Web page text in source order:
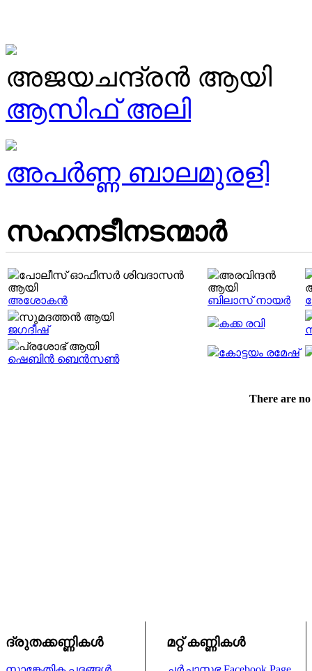
അജയചന്ദ്രൻ ആയി
ആസിഫ് അലി
അപർണ്ണ ബാലമുരളി
സഹനടീനടന്മാര്‍
പോലീസ് ഓഫീസർ ശിവദാസൻ
ആയി
അശോകന്‍
അരവിന്ദൻ
ആയി
ബിലാസ് നായർ
സുമദത്തൻ ആയി
ജഗദീഷ്
കക്ക രവി
പ്രശോഭ് ആയി
ഷെബിൻ ബെൻസൺ
കോട്ടയം രമേഷ്
There are
ദ്രുതക്കണ്ണികള്‍ മറ്റ് കണ്ണികള്‍